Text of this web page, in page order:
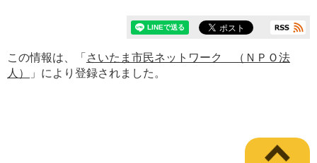
この情報は、「 さいたま市民ネットワーク （ＮＰＯ法
人）
」により登録されました。